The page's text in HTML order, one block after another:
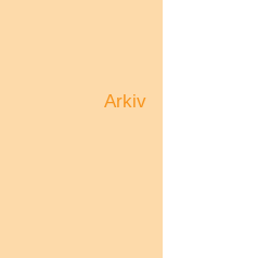
Arkiv